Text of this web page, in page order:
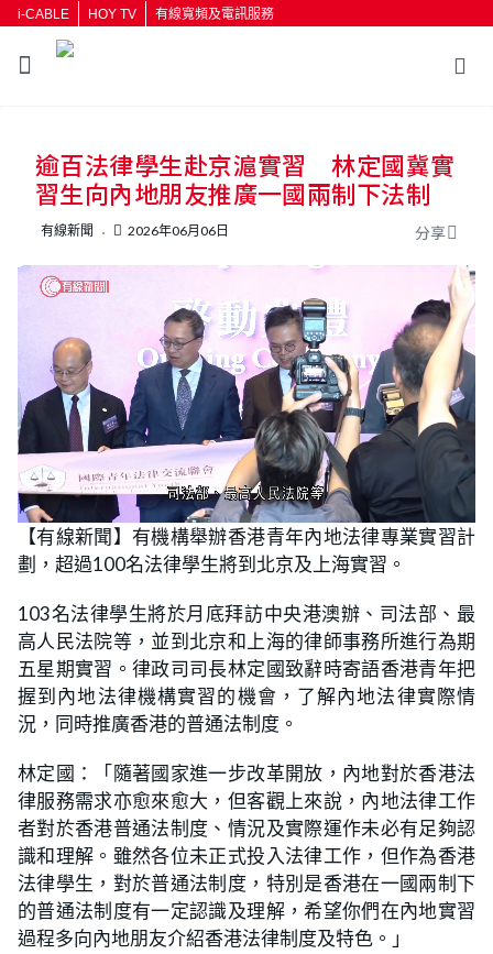
i-CABLE HOY TV 有線寬頻及電訊服務
按輸入鍵開始搜尋
逾百法律學生赴京滬實習 林定國冀實
習生向內地朋友推廣一國兩制下法制
有線新聞 2026年06月06日 分享
n
m
t
e
L
o
a
d
e
d
3
.
7
5
%
【有線新聞】有機構舉辦香港青年內地法律專業實習計
劃，超過100名法律學生將到北京及上海實習。
103名法律學生將於月底拜訪中央港澳辦、司法部、最
高人民法院等，並到北京和上海的律師事務所進行為期
五星期實習。律政司司長林定國致辭時寄語香港青年把
握到內地法律機構實習的機會，了解內地法律實際情
況，同時推廣香港的普通法制度。
林定國：「隨著國家進一步改革開放，內地對於香港法
律服務需求亦愈來愈大，但客觀上來說，內地法律工作
者對於香港普通法制度、情況及實際運作未必有足夠認
識和理解。雖然各位未正式投入法律工作，但作為香港
法律學生，對於普通法制度，特別是香港在一國兩制下
的普通法制度有一定認識及理解，希望你們在內地實習
過程多向內地朋友介紹香港法律制度及特色。」